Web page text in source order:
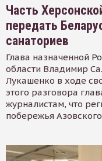
Часть
передать
санаториев
Глава назначенной
области Владимир
Лукашенко в ходе
этого разговора
журналистам, что
побережья